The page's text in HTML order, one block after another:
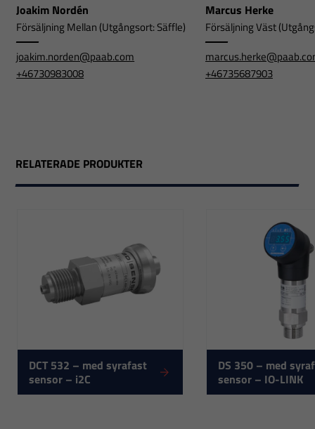
Joakim Nordén
Försäljning Mellan (Utgångsort: Säffle)
joakim.norden@paab.com
+46730983008
Marcus Herke
Försäljning Väst
+46735687903
RELATERADE PRODUKTER
DCT 532 – med syrafast
sensor – i2C
DS 350 – med
sensor – IO-LINK
Dessa
cookies går
inte att välja